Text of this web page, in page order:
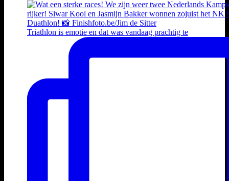
Triathlon is emotie en dat was vandaag prachtig te